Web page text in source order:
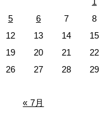
1
5 6 7 8
12 13 14 15
19 20 21 22
26 27 28 29
« 7月